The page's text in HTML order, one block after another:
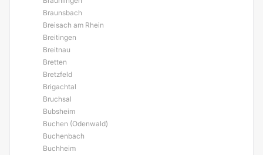
Braunsbach
Breisach am Rhein
Breitingen
Breitnau
Bretten
Bretzfeld
Brigachtal
Bruchsal
Bubsheim
Buchen (Odenwald)
Buchenbach
Buchheim